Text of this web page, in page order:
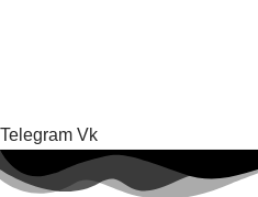
Telegram Vk